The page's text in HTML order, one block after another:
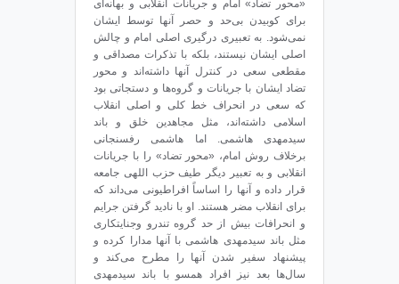
«محور تضاد» امام و جریانات انقلابی و بهانه‌ای
برای کوبیدن بی‌حد و حصر آنها توسط ایشان
نمی‌شود. به تعبیری درگیری اصلی امام و چالش
اصلی ایشان نیستند، بلکه با تذکرات مصداقی و
مقطعی سعی در کنترل آنها داشته‌اند و محور
تضاد ایشان با جریانات و گروه‌ها و دستجاتی بود
که سعی در انحراف خط کلی و اصلی انقلاب
اسلامی داشته‌اند، مثل مجاهدین خلق و باند
سیدمهدی هاشمی. اما هاشمی رفسنجانی
برخلاف روش امام، «محور تضاد» را با جریانات
انقلابی و به تعبیر دیگر طیف حزب اللهی جامعه
قرار داده و آنها را اساساً افراطیونی می‌داند که
برای انقلاب مضر هستند. او با نادید گرفتن جرایم
و انحرافات بیش از حد گروه تندرو وجنایتکاری
مثل باند سیدمهدی هاشمی با آنها مدارا کرده و
پیشنهاد سفیر شدن آنها را مطرح می‌کند و‌
سال‌ها بعد نیز افراد همسو با باند سیدمهدی